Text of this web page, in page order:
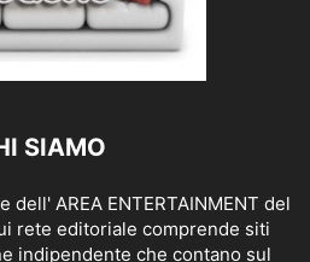
SIAMO
AREA ENTERTAINMENT del
rete editoriale comprende siti
indipendente che contano sul